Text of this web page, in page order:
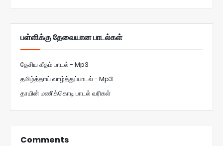
பள்ளிக்கு தேவையான பாடல்கள்
தேசிய கீதம் பாடல் - Mp3
தமிழ்த்தாய் வாழ்த்துப்பாடல் - Mp3
தாயின் மணிக்கொடி பாடல் வரிகள்
Comments